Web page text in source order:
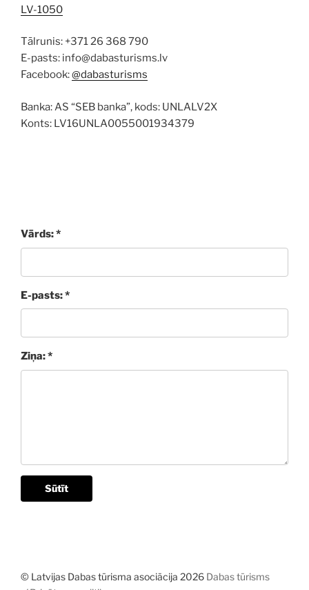
LV-1050
Tālrunis: +371 26 368 790
E-pasts: info@dabasturisms.lv
Facebook:@dabasturisms
Banka: AS “SEB banka”, kods: UNLALV2X
Konts: LV16UNLA0055001934379
Vārds: *
E-pasts: *
Ziņa: *
Sūtīt
© Latvijas Dabas tūrisma asociācija 2026 Dabas tūrisms